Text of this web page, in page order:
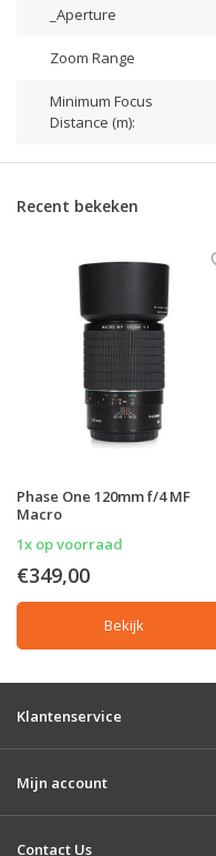
_Aperture
Zoom Range
Minimum Focus
Distance (m):
Recent bekeken
Phase One 120mm f/4 MF
Macro
1x op voorraad
€349,00
Bekijk
Klantenservice
Mijn account
Contact Us